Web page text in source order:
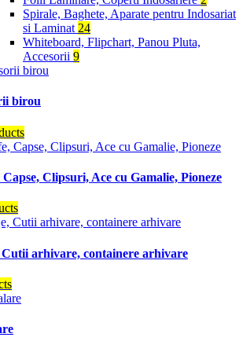
Spirale, Baghete, Aparate pentru Indosariat
si Laminat 24
Whiteboard, Flipchart, Panou Pluta,
Accesorii 9
birou
Clipsuri, Ace cu Gamalie, Pioneze
arhivare, containere arhivare